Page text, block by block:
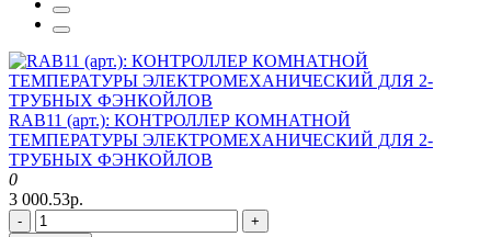
RAB11 (арт.): КОНТРОЛЛЕР КОМНАТНОЙ
ТЕМПЕРАТУРЫ ЭЛЕКТРОМЕХАНИЧЕСКИЙ ДЛЯ 2-
ТРУБНЫХ ФЭНКОЙЛОВ
0
3 000.53р.
-
+